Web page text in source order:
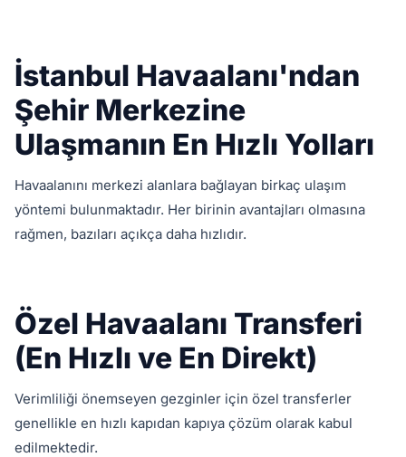
İstanbul Havaalanı'ndan
Şehir Merkezine
Ulaşmanın En Hızlı Yolları
Havaalanını merkezi alanlara bağlayan birkaç ulaşım
yöntemi bulunmaktadır. Her birinin avantajları olmasına
rağmen, bazıları açıkça daha hızlıdır.
Özel Havaalanı Transferi
(En Hızlı ve En Direkt)
Verimliliği önemseyen gezginler için özel transferler
genellikle en hızlı kapıdan kapıya çözüm olarak kabul
edilmektedir.